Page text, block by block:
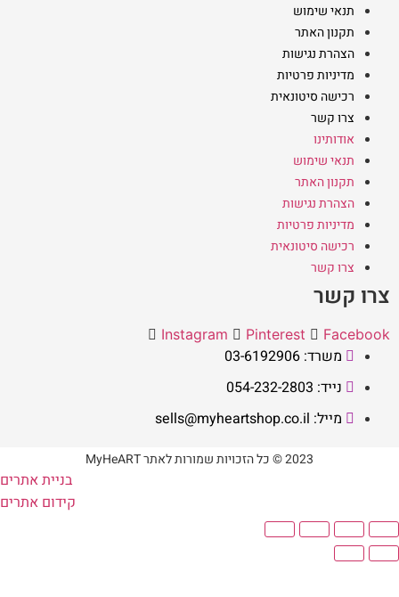
תנאי שימוש
תקנון האתר
הצהרת נגישות
מדיניות פרטיות
רכישה סיטונאית
צרו קשר
אודותינו
תנאי שימוש
תקנון האתר
הצהרת נגישות
מדיניות פרטיות
רכישה סיטונאית
צרו קשר
צרו קשר
Instagram Pinterest Facebook
משרד: 03-6192906
נייד: 054-232-2803
מייל: sells@myheartshop.co.il
2023 © כל הזכויות שמורות לאתר MyHeART
בניית אתרים
קידום אתרים